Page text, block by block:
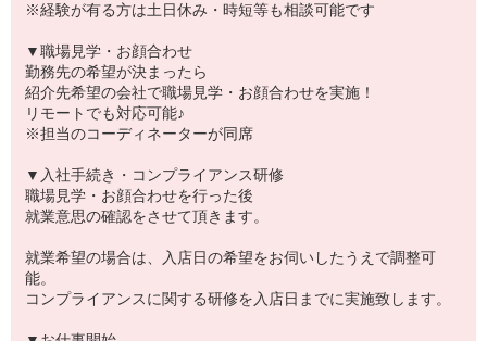
※経験が有る方は土日休み・時短等も相談可能です
▼職場見学・お顔合わせ
勤務先の希望が決まったら
紹介先希望の会社で職場見学・お顔合わせを実施！
リモートでも対応可能♪
※担当のコーディネーターが同席
▼入社手続き・コンプライアンス研修
職場見学・お顔合わせを行った後
就業意思の確認をさせて頂きます。
就業希望の場合は、入店日の希望をお伺いしたうえで調整可
能。
コンプライアンスに関する研修を入店日までに実施致します。